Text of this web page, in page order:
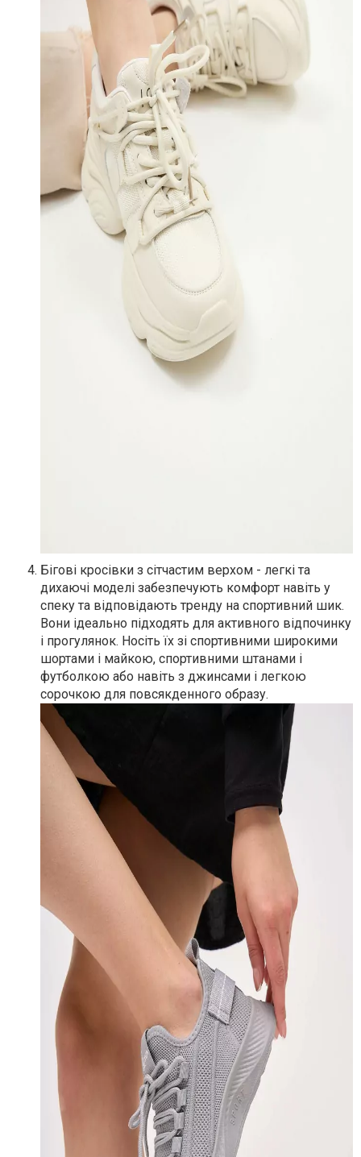
Бігові кросівки з сітчастим верхом - легкі та
дихаючі моделі забезпечують комфорт навіть у
спеку та відповідають тренду на спортивний шик.
Вони ідеально підходять для активного відпочинку
і прогулянок. Носіть їх зі спортивними широкими
шортами і майкою, спортивними штанами і
футболкою або навіть з джинсами і легкою
сорочкою для повсякденного образу.